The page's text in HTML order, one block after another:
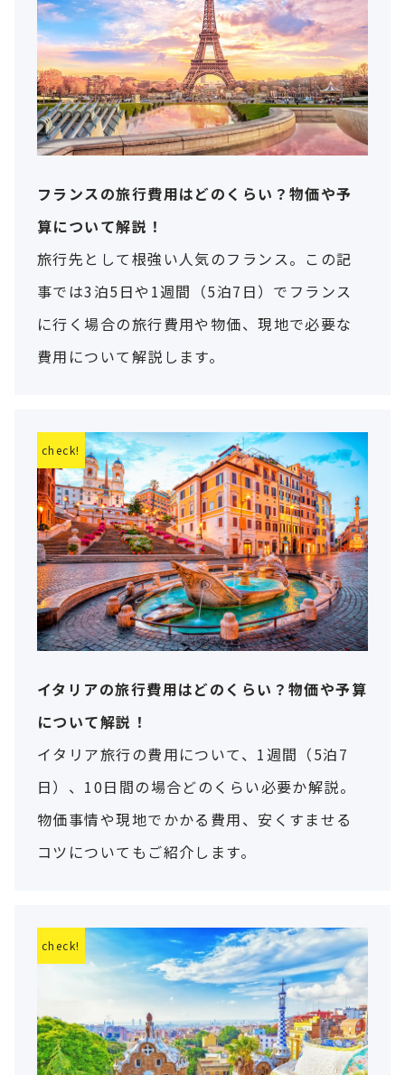
フランスの旅行費用はどのくらい？物価や予
算について解説！
旅行先として根強い人気のフランス。この記
事では3泊5日や1週間（5泊7日）でフランス
に行く場合の旅行費用や物価、現地で必要な
費用について解説します。
イタリアの旅行費用はどのくらい？物価や予算
について解説！
イタリア旅行の費用について、1週間（5泊7
日）、10日間の場合どのくらい必要か解説。
物価事情や現地でかかる費用、安くすませる
コツについてもご紹介します。